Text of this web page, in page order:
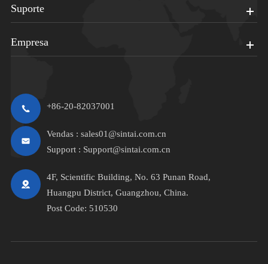
Suporte
Empresa
+86-20-82037001
Vendas : sales01@sintai.com.cn
Support : Support@sintai.com.cn
4F, Scientific Building, No. 63 Punan Road,
Huangpu District, Guangzhou, China.
Post Code: 510530